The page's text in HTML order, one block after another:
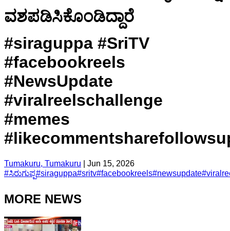
ವಶಪಡಿಸಿಕೊಂಡಿದ್ದಾರೆ
#siraguppa #SriTV
#facebookreels
#NewsUpdate
#viralreelschallenge
#memes
Tumakuru, Tumakuru
Jun 15, 2026
#ಸಿರುಗುಪ್ಪ#siraguppa#sritv#facebookreels#newsupdate#
MORE NEWS